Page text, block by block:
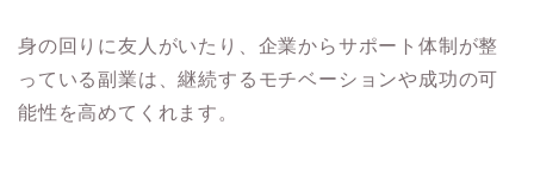
身の回りに友人がいたり、企業からサポート体制が整
っている副業は、継続するモチベーションや成功の可
能性を高めてくれます。